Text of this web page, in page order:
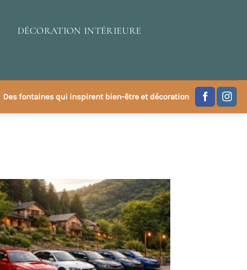
DÉCORATION INTÉRIEURE
Des fontaines qui inspirent bien-être et décoration